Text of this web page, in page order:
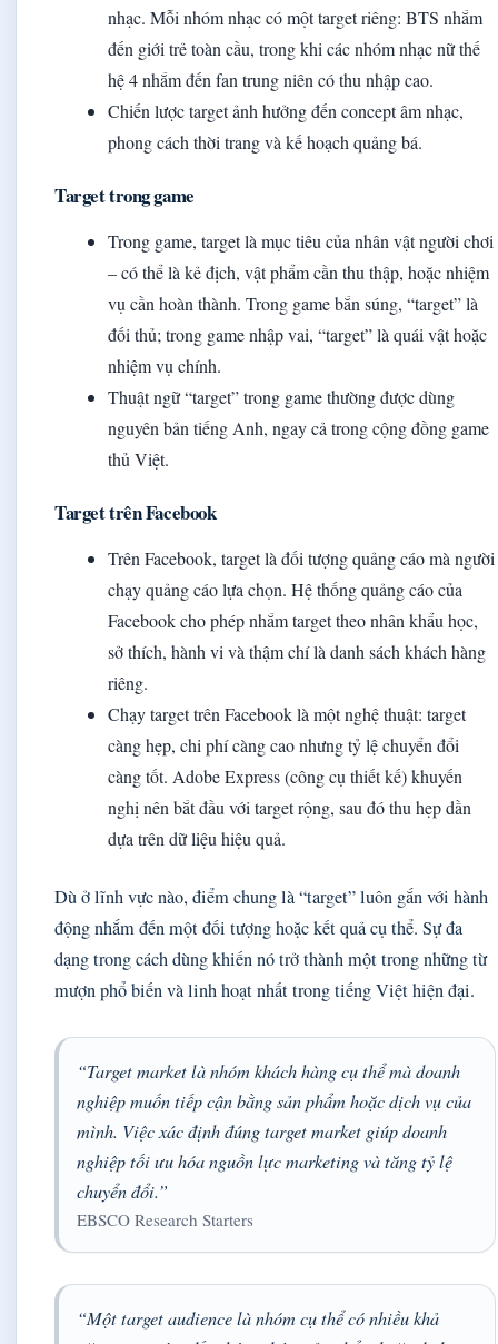
nhạc. Mỗi nhóm nhạc có một target riêng: BTS nhắm
đến giới trẻ toàn cầu, trong khi các nhóm nhạc nữ thế
hệ 4 nhắm đến fan trung niên có thu nhập cao.
Chiến lược target ảnh hưởng đến concept âm nhạc,
phong cách thời trang và kế hoạch quảng bá.
Target trong game
Trong game, target là mục tiêu của nhân vật người chơi
– có thể là kẻ địch, vật phẩm cần thu thập, hoặc nhiệm
vụ cần hoàn thành. Trong game bắn súng, “target” là
đối thủ; trong game nhập vai, “target” là quái vật hoặc
nhiệm vụ chính.
Thuật ngữ “target” trong game thường được dùng
nguyên bản tiếng Anh, ngay cả trong cộng đồng game
thủ Việt.
Target trên Facebook
Trên Facebook, target là đối tượng quảng cáo mà người
chạy quảng cáo lựa chọn. Hệ thống quảng cáo của
Facebook cho phép nhắm target theo nhân khẩu học,
sở thích, hành vi và thậm chí là danh sách khách hàng
riêng.
Chạy target trên Facebook là một nghệ thuật: target
càng hẹp, chi phí càng cao nhưng tỷ lệ chuyển đổi
càng tốt. Adobe Express (công cụ thiết kế) khuyến
nghị nên bắt đầu với target rộng, sau đó thu hẹp dần
dựa trên dữ liệu hiệu quả.
Dù ở lĩnh vực nào, điểm chung là “target” luôn gắn với hành
động nhắm đến một đối tượng hoặc kết quả cụ thể. Sự đa
dạng trong cách dùng khiến nó trở thành một trong những từ
mượn phổ biến và linh hoạt nhất trong tiếng Việt hiện đại.
“Target market là nhóm khách hàng cụ thể mà doanh
nghiệp muốn tiếp cận bằng sản phẩm hoặc dịch vụ của
mình. Việc xác định đúng target market giúp doanh
nghiệp tối ưu hóa nguồn lực marketing và tăng tỷ lệ
chuyển đổi.”
EBSCO Research Starters
“Một target audience là nhóm cụ thể có nhiều khả